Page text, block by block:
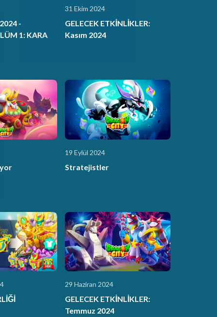
-
1: KARA
31 Ekim 2024
GELECEK ETKİNLİKLER:
Kasım 2024
19 Eylül 2024
Stratejistler
29 Haziran 2024
GELECEK ETKİNLİKLER:
Temmuz 2024